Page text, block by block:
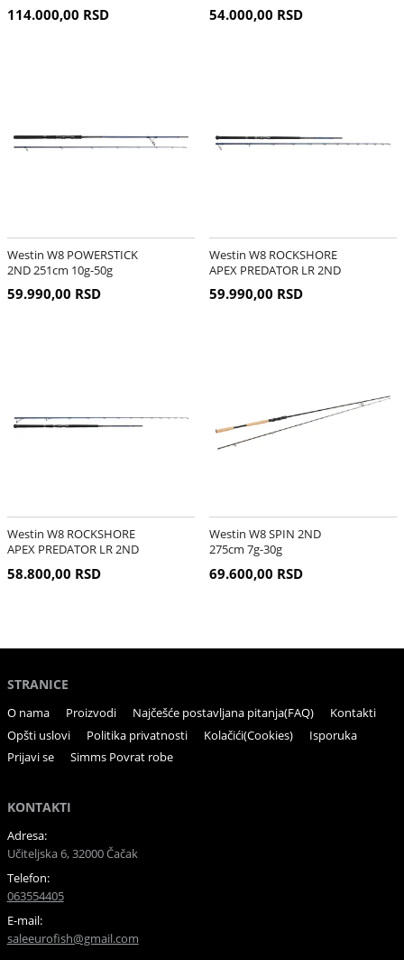
114.000,00 RSD 54.000,00 RSD
Westin W8 POWERSTICK
2ND 251cm 10g-50g
59.990,00 RSD
Westin W8 ROCKSHORE
APEX PREDATOR LR 2ND
295cm 60g-160g
59.990,00 RSD
Westin W8 ROCKSHORE
APEX PREDATOR LR 2ND
58.800,00 RSD
Westin W8 SPIN 2ND
275cm 7g-30g
69.600,00 RSD
STRANICE
O nama Proizvodi Najčešće postavljana pitanja(FAQ)
Kontakti
Opšti uslovi
Politika privatnosti Kolačići(Cookies)
Isporuka
Prijavi se
Simms Povrat robe
KONTAKTI
Adresa:
Učiteljska 6, 32000 Čačak
Telefon:
063554405
E-mail:
saleeurofish@gmail.com